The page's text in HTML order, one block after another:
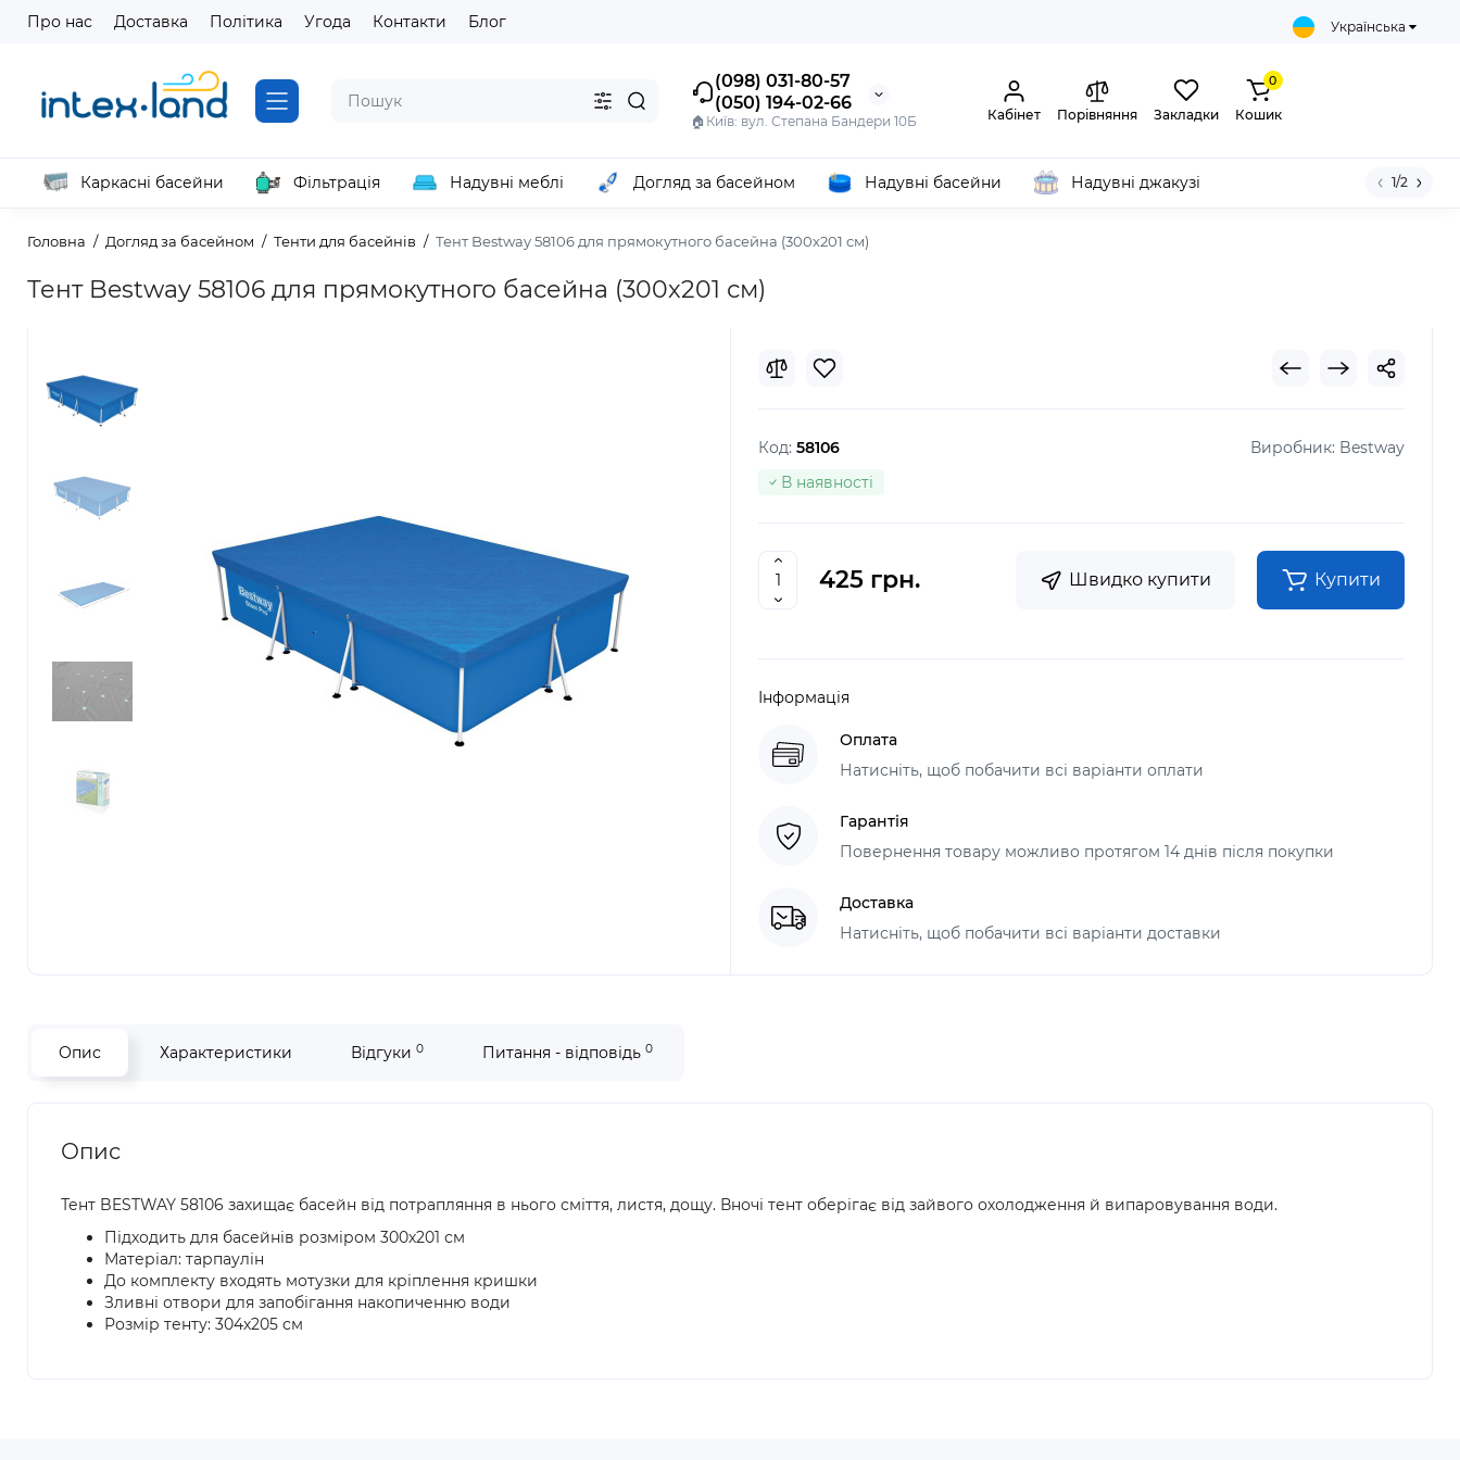
Про нас Доставка Політика Угода Контакти Блог Українська
(098) 031-80-57
(050) 194-02-66
🏠Київ: вул. Степана Бандери 10Б Кабінет Порівняння Закладки
0
Кошик
Каркасні басейни Фільтрація Надувні меблі Догляд за басейном Надувні басейни Надувні джакузі 1/2
Головна Догляд за басейном Тенти для басейнів Тент Bestway 58106 для прямокутного басейна (300х201 см)
Тент Bestway 58106 для прямокутного басейна (300х201 см)
Код: 58106 Виробник: Bestway
В наявності
425 грн. Швидко купити Купити
Інформація
Оплата
Натисніть, щоб побачити всі варіанти оплати
Гарантія
Повернення товару можливо протягом 14 днів після покупки
Доставка
Натисніть, щоб побачити всі варіанти доставки
Опис Характеристики Відгуки 0 Питання - відповідь 0
Опис
Тент BESTWAY 58106 захищає басейн від потрапляння в нього сміття, листя, дощу. Вночі тент оберігає від зайвого охолодження й випаровування води.
Підходить для басейнів розміром 300х201 см
Матеріал: тарпаулін
До комплекту входять мотузки для кріплення кришки
Зливні отвори для запобігання накопиченню води
Розмір тенту: 304х205 см